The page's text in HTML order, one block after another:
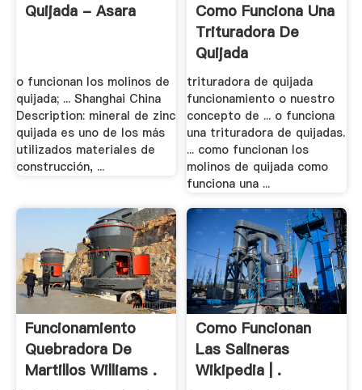
Quijada - Asara
o funcionan los molinos de
quijada; ... Shanghai China
Description: mineral de zinc
quijada es uno de los más
utilizados materiales de
construcción, ...
Como Funciona Una
Trituradora De
Quijada
trituradora de quijada
funcionamiento o nuestro
concepto de ... o funciona
una trituradora de quijadas.
... como funcionan los
molinos de quijada como
funciona una ...
Funcionamiento
Quebradora De
Martillos Williams .
Como Funcionan
Las Salineras
Wikipedia | .